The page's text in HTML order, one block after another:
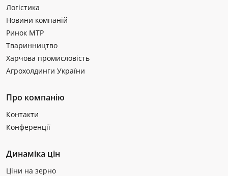
Логістика
Новини компаній
Ринок МТР
Тваринництво
Харчова промисловість
Агрохолдинги України
Про компанію
Контакти
Конференції
Динаміка цін
Ціни на зерно